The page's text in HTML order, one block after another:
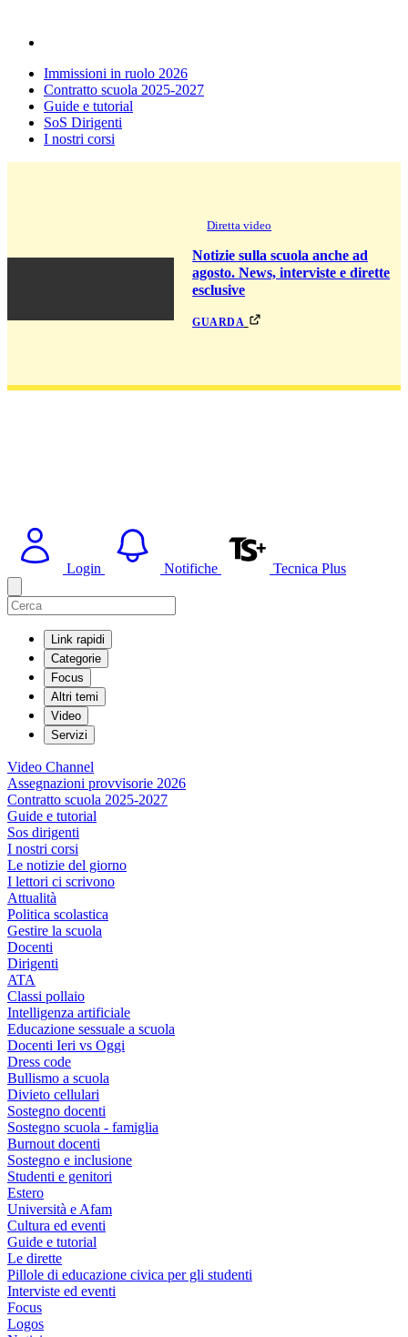
Immissioni in ruolo 2026
Contratto scuola 2025-2027
Guide e tutorial
SoS Dirigenti
I nostri corsi
Diretta video
Notizie sulla scuola anche ad
agosto. News, interviste e dirette
esclusive
guarda
Login Notifiche Tecnica Plus
Link rapidi
Categorie
Focus
Altri temi
Video
Servizi
Video Channel
Assegnazioni provvisorie 2026
Contratto scuola 2025-2027
Guide e tutorial
Sos dirigenti
I nostri corsi
Le notizie del giorno
I lettori ci scrivono
Attualità
Politica scolastica
Gestire la scuola
Docenti
Dirigenti
ATA
Classi pollaio
Intelligenza artificiale
Educazione sessuale a scuola
Docenti Ieri vs Oggi
Dress code
Bullismo a scuola
Divieto cellulari
Sostegno docenti
Sostegno scuola - famiglia
Burnout docenti
Sostegno e inclusione
Studenti e genitori
Estero
Università e Afam
Cultura ed eventi
Guide e tutorial
Le dirette
Pillole di educazione civica per gli studenti
Interviste ed eventi
Focus
Logos